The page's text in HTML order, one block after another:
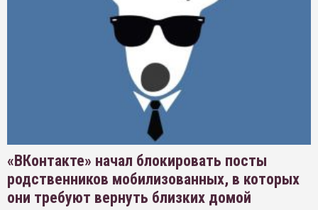
«ВКонтакте» начал блокировать посты
родственников мобилизованных, в которых
они требуют вернуть близких домой